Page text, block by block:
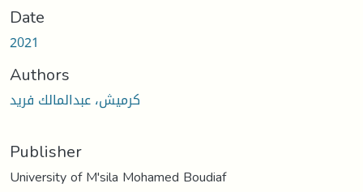
Date
2021
Authors
كرميش، عبدالمالك فريد
Publisher
University of M'sila Mohamed Boudiaf